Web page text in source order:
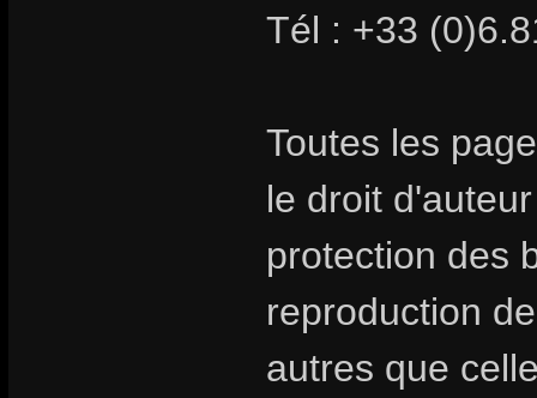
Tél : +33
Toutes les
le droit
protection des
reproduction
autres que